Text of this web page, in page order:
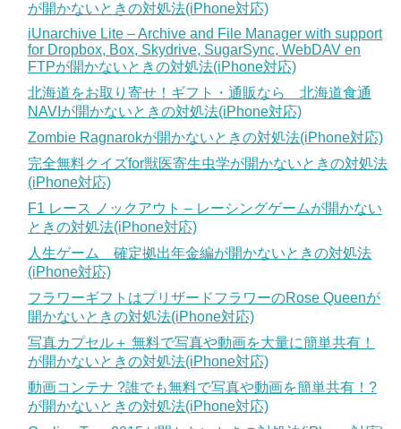
が開かないときの対処法(iPhone対応)
iUnarchive Lite – Archive and File Manager with support
for Dropbox, Box, Skydrive, SugarSync, WebDAV en
FTPが開かないときの対処法(iPhone対応)
北海道をお取り寄せ！ギフト・通販なら 北海道食通
NAVIが開かないときの対処法(iPhone対応)
Zombie Ragnarokが開かないときの対処法(iPhone対応)
完全無料クイズfor獣医寄生虫学が開かないときの対処法
(iPhone対応)
F1 レース ノックアウト – レーシングゲームが開かない
ときの対処法(iPhone対応)
人生ゲーム 確定拠出年金編が開かないときの対処法
(iPhone対応)
フラワーギフトはプリザードフラワーのRose Queenが
開かないときの対処法(iPhone対応)
写真カプセル＋ 無料で写真や動画を大量に簡単共有！
が開かないときの対処法(iPhone対応)
動画コンテナ ?誰でも無料で写真や動画を簡単共有！?
が開かないときの対処法(iPhone対応)